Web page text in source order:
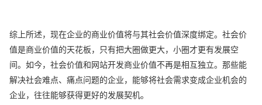
综上所述，现在企业的商业价值将与其社会价值深度绑定。社会价
值是商业价值的天花板，只有把大圈做更大，小圈才更有发展空
间。如今，社会价值和网站开发商业价值不再是相互独立。那些能
解决社会难点、痛点问题的企业，能够将社会需求变成企业机会的
企业，往往能够获得更好的发展契机。